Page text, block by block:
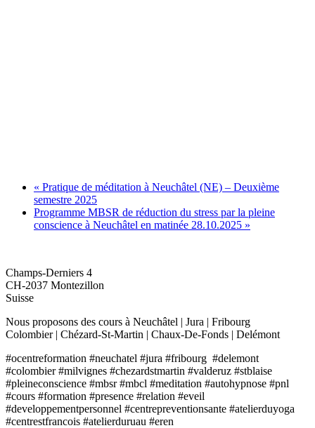
« Pratique de méditation à Neuchâtel (NE) – Deuxième
semestre 2025
Programme MBSR de réduction du stress par la pleine
conscience à Neuchâtel en matinée 28.10.2025 »
Champs-Derniers 4
CH-2037 Montezillon
Suisse
Nous proposons des cours à Neuchâtel | Jura | Fribourg
Colombier | Chézard-St-Martin | Chaux-De-Fonds | Delémont
#ocentreformation #neuchatel #jura #fribourg #delemont
#colombier #milvignes #chezardstmartin #valderuz #stblaise
#pleineconscience #mbsr #mbcl #meditation #autohypnose #pnl
#cours #formation #presence #relation #eveil
#developpementpersonnel #centrepreventionsante #atelierduyoga
#centrestfrancois #atelierduruau #eren